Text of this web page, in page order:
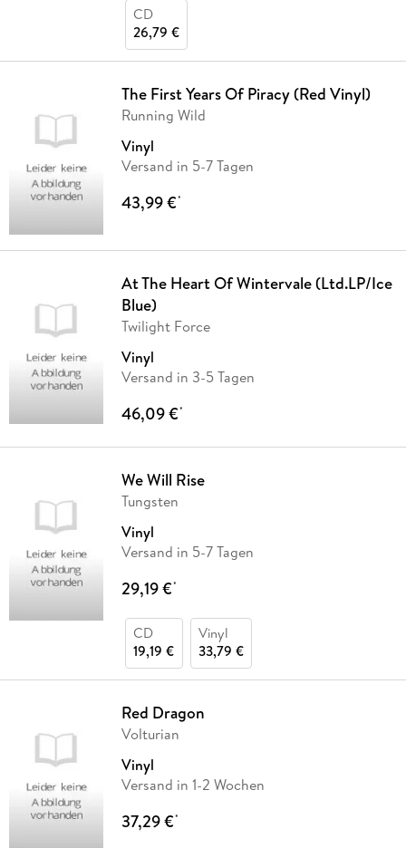
CD
26,79 €
The First Years Of Piracy (Red Vinyl)
Running Wild
Vinyl
Versand in 5-7 Tagen
43,99 €*
At The Heart Of Wintervale (Ltd.LP/Ice
Blue)
Twilight Force
Vinyl
Versand in 3-5 Tagen
46,09 €*
We Will Rise
Tungsten
Vinyl
Versand in 5-7 Tagen
29,19 €*
CD
19,19 €
Vinyl
33,79 €
Red Dragon
Volturian
Vinyl
Versand in 1-2 Wochen
37,29 €*